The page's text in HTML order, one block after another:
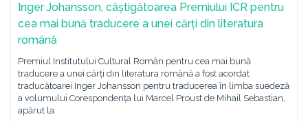
Inger Johansson, câștigătoarea Premiului ICR pentru
cea mai bună traducere a unei cărți din literatura
română
Premiul Institutului Cultural Român pentru cea mai bună
traducere a unei cărți din literatura română a fost acordat
traducătoarei Inger Johansson pentru traducerea în limba suedeză
a volumului Corespondența lui Marcel Proust de Mihail Sebastian,
apărut la